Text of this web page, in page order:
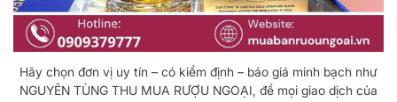
Hãy chọn đơn vị uy tín – có kiểm định – báo giá minh bạch như
NGUYÊN TÙNG THU MUA RƯỢU NGOẠI, để mọi giao dịch của